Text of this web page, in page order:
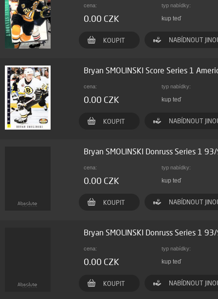
cena: typ nabídky:
0.00 CZK kup teď
KOUPIT NABÍDNOUT
Bryan SMOLINSKI Score Series 1
cena: typ nabídky:
0.00 CZK kup teď
KOUPIT NABÍDNOUT
Bryan SMOLINSKI Donruss Series 1
cena: typ nabídky:
0.00 CZK kup teď
KOUPIT NABÍDNOUT
Bryan SMOLINSKI Donruss Series 1
cena: typ nabídky:
0.00 CZK kup teď
KOUPIT NABÍDNOUT